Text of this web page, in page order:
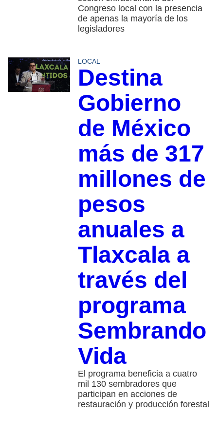
Congreso local con la presencia
de apenas la mayoría de los
legisladores
LOCAL
Destina
Gobierno
de México
más de 317
millones de
pesos
anuales a
Tlaxcala a
través del
programa
Sembrando
Vida
El programa beneficia a cuatro
mil 130 sembradores que
participan en acciones de
restauración y producción forestal